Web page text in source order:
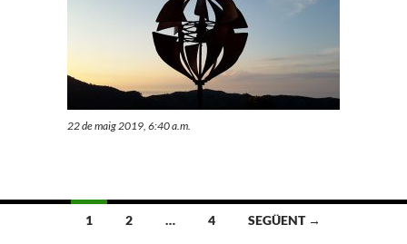
22 de maig 2019, 6:40 a.m.
Navegació
1 2 … 4 SEGÜENT →